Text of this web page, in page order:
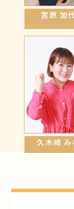
宮原 加
久木崎 み